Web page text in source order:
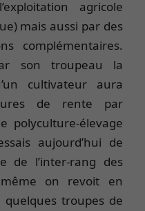
agricole
mais aussi par des
complémentaires.
son troupeau la
cultivateur aura
de rente par
polyculture-élevage
aujourd’hui de
de l’inter-rang des
on revoit en
troupes de